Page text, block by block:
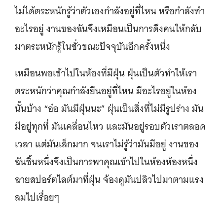
ไม่ได้ตระหนักรู้ว่าตัวเองกำลังอยู่ที่ไหน หรือกำลังทำ
อะไรอยู่ งานของฉันจึงเหมือนเป็นการดึงคนให้กลับ
มาตระหนักรู้ในชั่วขณะปัจจุบันอีกครั้งหนึ่ง
เหมือนพอเข้าไปในห้องที่มีฝุ่น ฝุ่นเป็นตัวทำให้เรา
ตระหนักว่าคุณกำลังยืนอยู่ที่ไหน มีอะไรอยู่ในห้อง
นั้นบ้าง “อ๋อ มันมีฝุ่นนะ” ฝุ่นเป็นสิ่งที่ไม่มีรูปร่าง มัน
มีอยู่ทุกที่ มันเคลื่อนไหว และมันอยู่รอบตัวเราตลอด
เวลา แต่มันเล็กมาก จนเราไม่รู้ว่ามันมีอยู่ งานของ
ฉันชิ้นหนึ่งจึงเป็นการพาคุณเข้าไปในห้องห้องหนึ่ง
ฉายสปอร์ตไลต์มาที่ฝุ่น จ้องดูมันปลิวไปมาตามแรง
ลมไปเรื่อยๆ